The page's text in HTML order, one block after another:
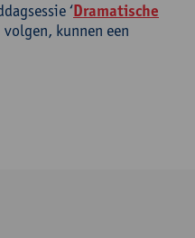
‘Dramatische
volgen, kunnen een